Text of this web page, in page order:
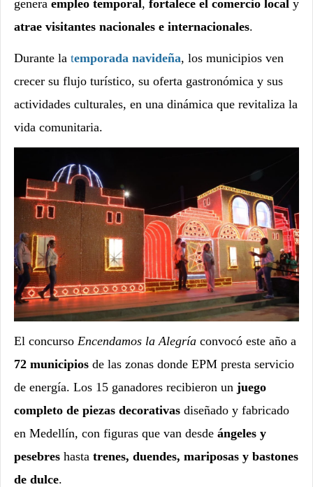
genera empleo temporal, fortalece el comercio local y
atrae visitantes nacionales e internacionales.
Durante la temporada navideña, los municipios ven
crecer su flujo turístico, su oferta gastronómica y sus
actividades culturales, en una dinámica que revitaliza la
vida comunitaria.
El concurso Encendamos la Alegría convocó este año a
72 municipios de las zonas donde EPM presta servicio
de energía. Los 15 ganadores recibieron un juego
completo de piezas decorativas diseñado y fabricado
en Medellín, con figuras que van desde ángeles y
pesebres hasta trenes, duendes, mariposas y bastones
de dulce.